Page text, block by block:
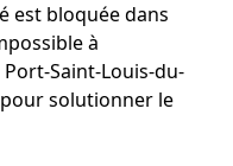
est bloquée dans
à
Saint-Louis-du-
solutionner le